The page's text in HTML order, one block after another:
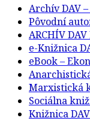
Archív DAV –
Pôvodní
ARCHÍV DAV
e-Knižnica
eBook –
Marxistická
Sociálna
Knižnica DAV